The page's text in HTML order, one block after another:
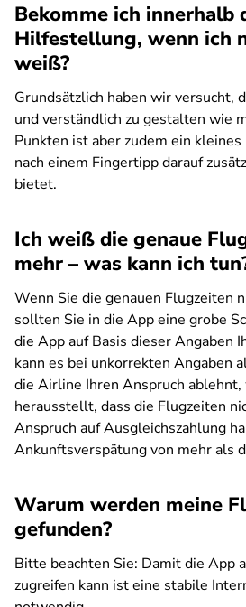
Bekomme ich innerhalb
Hilfestellung, wenn ich
weiß?
Grundsätzlich haben wir versucht,
und verständlich zu gestalten wie
Punkten ist aber zudem ein kleines
nach einem Fingertipp darauf
bietet.
Ich weiß die genaue
mehr – was kann ich
Wenn Sie die genauen Flugzeiten
sollten Sie in die App eine grobe
die App auf Basis dieser Angaben
kann es bei unkorrekten Angaben
die Airline Ihren Anspruch ablehnt,
herausstellt, dass die Flugzeiten
Anspruch auf Ausgleichszahlung
Ankunftsverspätung von mehr als
Warum werden meine
gefunden?
Bitte beachten Sie: Damit die App
zugreifen kann ist eine stabile